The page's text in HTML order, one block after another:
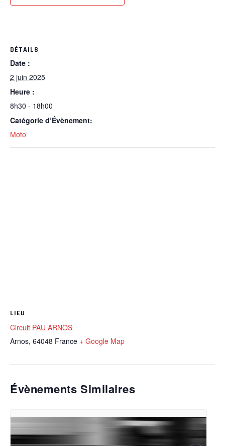
DÉTAILS
Date :
2 juin 2025
Heure :
8h30 - 18h00
Catégorie d’Évènement:
Moto
LIEU
Circuit PAU ARNOS
Arnos, 64048 France + Google Map
Évènements Similaires